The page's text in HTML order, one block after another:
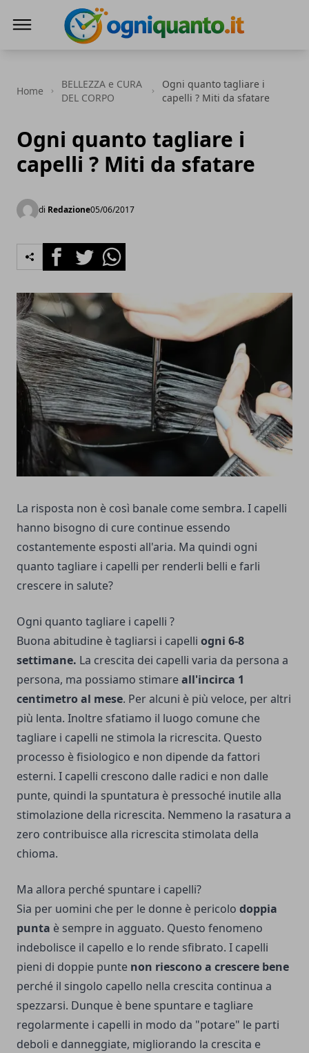
Home
BELLEZZA e CURA
DEL CORPO
Ogni quanto tagliare i
capelli ? Miti da sfatare
Ogni quanto tagliare i
capelli ? Miti da sfatare
di Redazione05/06/2017
FacebookTwitterWhatsapp
La risposta non è così banale come sembra. I capelli
hanno bisogno di cure continue essendo
costantemente esposti all'aria. Ma quindi ogni
quanto tagliare i capelli per renderli belli e farli
crescere in salute?
Ogni quanto tagliare i capelli ?
Buona abitudine è tagliarsi i capelli ogni 6-8
settimane. La crescita dei capelli varia da persona a
persona, ma possiamo stimareall'incirca 1
centimetro al mese. Per alcuni è più veloce, per altri
più lenta. Inoltre sfatiamo il luogo comune che
tagliare i capelli ne stimola la ricrescita. Questo
processo è fisiologico e non dipende da fattori
esterni. I capelli crescono dalle radici e non dalle
punte, quindi la spuntatura è pressoché inutile alla
stimolazione della ricrescita. Nemmeno la rasatura a
zero contribuisce alla ricrescita stimolata della
chioma.
Ma allora perché spuntare i capelli?
Sia per uomini che per le donne è pericolo doppia
punta è sempre in agguato. Questo fenomeno
indebolisce il capello e lo rende sfibrato. I capelli
pieni di doppie punte non riescono a crescere bene
perché il singolo capello nella crescita continua a
spezzarsi. Dunque è bene spuntare e tagliare
regolarmente i capelli in modo da "potare" le parti
deboli e danneggiate, migliorando la crescita e